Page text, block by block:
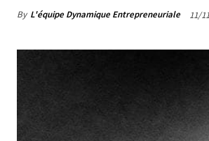
By L'équipe Dynamique Entrepreneuriale 11/